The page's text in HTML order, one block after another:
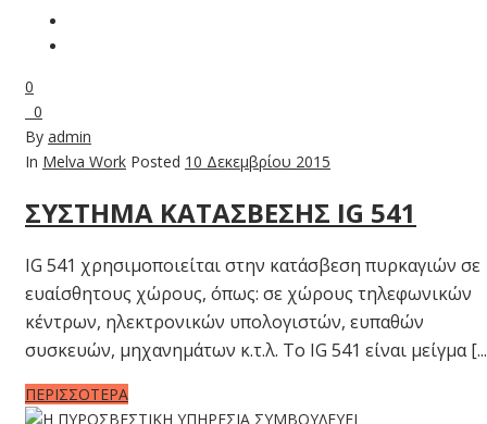
0
0
By admin
In Melva Work Posted 10 Δεκεμβρίου 2015
ΣΥΣΤΗΜΑ ΚΑΤΑΣΒΕΣΗΣ IG 541
IG 541 χρησιμοποιείται στην κατάσβεση πυρκαγιών σε
ευαίσθητους χώρους, όπως: σε χώρους τηλεφωνικών
κέντρων, ηλεκτρονικών υπολογιστών, ευπαθών
συσκευών, μηχανημάτων κ.τ.λ. Το ΙG 541 είναι μείγμα
ΠΕΡΙΣΣΟΤΕΡΑ